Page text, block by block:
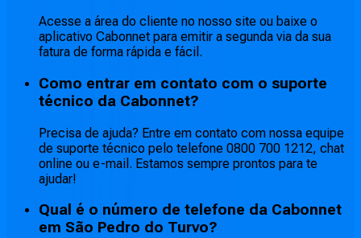
Acesse a área do cliente no nosso site ou baixe o
aplicativo Cabonnet para emitir a segunda via da sua
fatura de forma rápida e fácil.
Como entrar em contato com o suporte
técnico da Cabonnet?
Precisa de ajuda? Entre em contato com nossa equipe
de suporte técnico pelo telefone 0800 700 1212, chat
online ou e-mail. Estamos sempre prontos para te
ajudar!
Qual é o número de telefone da Cabonnet
em São Pedro do Turvo?